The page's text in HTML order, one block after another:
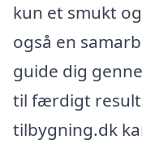
kun et smukt
også en
guide dig
til færdigt
tilbygning.dk